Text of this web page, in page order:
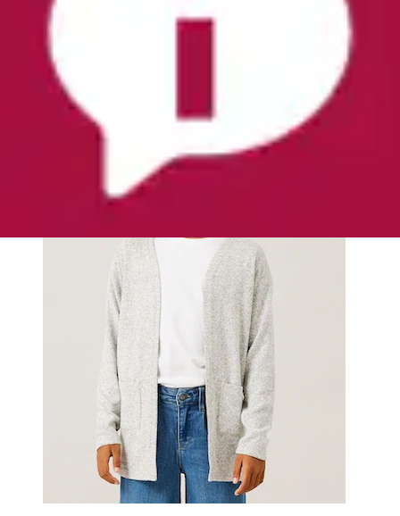
Strickjacke »NKFVICTI – Cardigan ohne
Verschluss aus Feinstrick« unifarben, casual,...
Ursprünglicher Preis
- 21 %
Aktueller Preis